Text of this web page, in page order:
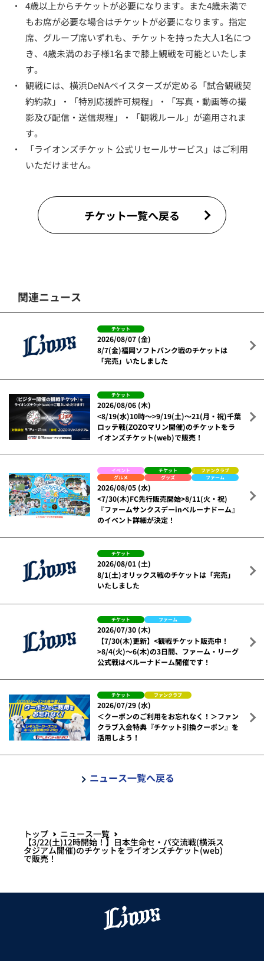
・
4歳以上からチケットが必要になります。また4歳未満で
もお席が必要な場合はチケットが必要になります。指定
席、グループ席いずれも、チケットを持った大人1名につ
き、4歳未満のお子様1名まで膝上観戦を可能といたしま
す。
・
観戦には、横浜DeNAベイスターズが定める「試合観戦契
約約款」・「特別応援許可規程」・「写真・動画等の撮
影及び配信・送信規程」・「観戦ルール」が適用されま
す。
・
「ライオンズチケット 公式リセールサービス」はご利用
いただけません。
チケット一覧へ戻る
関連ニュース
チケット
2026/08/07 (金)
8/7(金)福岡ソフトバンク戦のチケットは
「完売」いたしました
チケット
2026/08/06 (木)
<8/19(水)10時～>9/19(土)～21(月・祝)千葉
ロッテ戦(ZOZOマリン開催)のチケットをラ
イオンズチケット(web)で販売！
イベント チケット
ファンクラブ
グルメ
グッズ ファーム
2026/08/05 (水)
<7/30(木)FC先行販売開始>8/11(火・祝)
『ファームサンクスデーinベルーナドーム』
のイベント詳細が決定！
チケット
2026/08/01 (土)
8/1(土)オリックス戦のチケットは「完売」
いたしました
チケット ファーム
2026/07/30 (木)
【7/30(木)更新】<観戦チケット販売中！
>8/4(火)～6(木)の3日間、ファーム・リーグ
公式戦はベルーナドーム開催です！
チケット ファンクラブ
2026/07/29 (水)
＜クーポンのご利用をお忘れなく！＞ファン
クラブ入会特典『チケット引換クーポン』を
活用しよう！
ニュース一覧へ戻る
トップ ニュース一覧
【3/22(土)12時開始！】日本生命セ・パ交流戦(横浜ス
タジアム開催)のチケットをライオンズチケット(web)
で販売！